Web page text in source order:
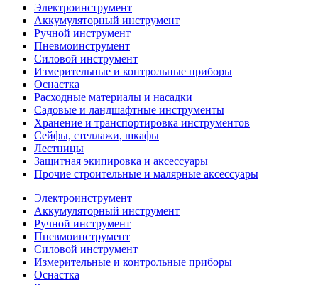
Электроинструмент
Аккумуляторный инструмент
Ручной инструмент
Пневмоинструмент
Силовой инструмент
Измерительные и контрольные приборы
Оснастка
Расходные материалы и насадки
Садовые и ландшафтные инструменты
Хранение и транспортировка инструментов
Сейфы, стеллажи, шкафы
Лестницы
Защитная экипировка и аксессуары
Прочие строительные и малярные аксессуары
Электроинструмент
Аккумуляторный инструмент
Ручной инструмент
Пневмоинструмент
Силовой инструмент
Измерительные и контрольные приборы
Оснастка